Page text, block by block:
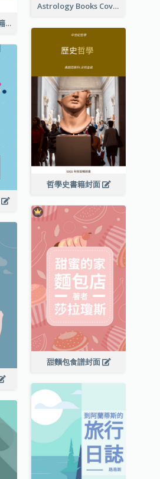
Astrology Books Cover Design
基本健康飲食烹飪書籍封面
哲學史書籍封面
甜麵包食譜封面